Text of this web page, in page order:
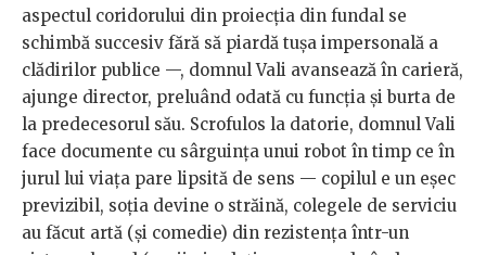
aspectul coridorului din proiecția din fundal se
schimbă succesiv fără să piardă tușa impersonală a
clădirilor publice —, domnul Vali avansează în carieră,
ajunge director, preluând odată cu funcția și burta de
la predecesorul său. Scrofulos la datorie, domnul Vali
face documente cu sârguința unui robot în timp ce în
jurul lui viața pare lipsită de sens — copilul e un eșec
previzibil, soția devine o străină, colegele de serviciu
au făcut artă (și comedie) din rezistența într-un